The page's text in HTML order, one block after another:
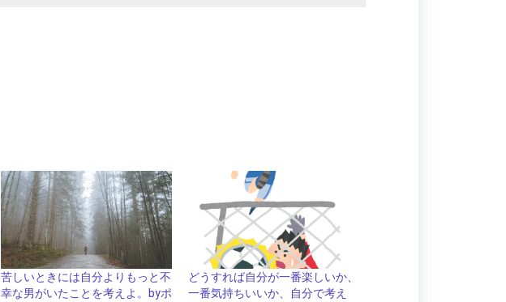
苦しいときには自分よりもっと不
幸な男がいたことを考えよ。byポ
どうすれば自分が一番楽しいか、
一番気持ちいいか、自分で考え